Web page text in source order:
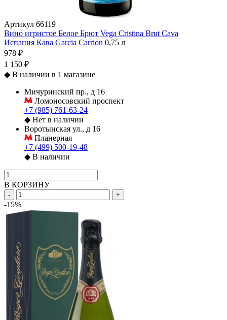
Артикул 66119
Вино игристое Белое Брют Vega Cristina Brut Cava
Испания Кава Garcia Carrion 0,75 л
978 ₽
1 150 ₽
◆ В наличии в 1 магазине
Мичуринский пр., д 16
Ломоносовский проспект
+7 (985) 761-63-24
◆ Нет в наличии
Воротынская ул., д 16
Планерная
+7 (499) 500-19-48
◆ В наличии
В КОРЗИНУ
- +
-15%